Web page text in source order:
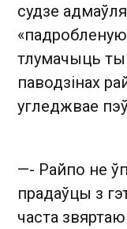
судзе
тлумачыць
паводзінах
угледжвае
—- Райпо не
прадаўцы з
часта